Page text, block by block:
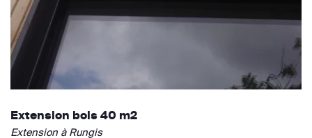
Extension bois 40 m2
Extension à Rungis